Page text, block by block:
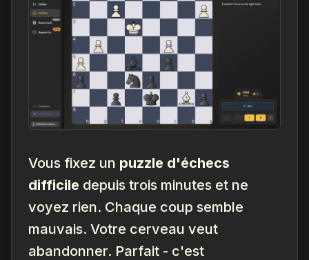
Vous fixez un puzzle d'échecs
difficile depuis trois minutes et ne
voyez rien. Chaque coup semble
mauvais. Votre cerveau veut
abandonner. Parfait - c'est